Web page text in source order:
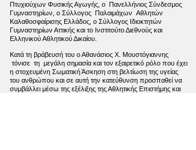
Πτυχιούχων Φυσικής Αγωγής, ο Πανελλήνιος Σύνδεσμος
Γυμναστηρίων, ο Σύλλογος Παλαιμάχων Αθλητών
Καλαθοσφαίρισης Ελλάδος, ο Σύλλογος Ιδιοκτητών
Γυμναστηρίων Αττικής και το Ινστιτούτο Διεθνούς και
Ελληνικού Αθλητικού Δικαίου.
Κατά τη βράβευσή του ο Αθανάσιος Χ. Μουστόγιαννης
τόνισε τη μεγάλη σημασία και τον εξαιρετικό ρόλο που έχει
η στοχευμένη Σωματική Άσκηση στη βελτίωση της υγείας
του ανθρώπου και σε αυτή την κατεύθυνση προσπαθεί να
συμβάλλει μέσω της εξέλιξης της Αθλητικής Επιστήμης και